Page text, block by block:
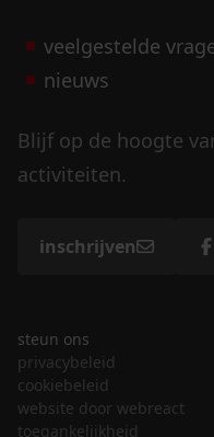
veelgestelde
nieuws
Blijf op de hoogte
activiteiten.
inschrijven
steun ons
privacybeleid
cookiebeleid
website door webreact
toegankelijkheid